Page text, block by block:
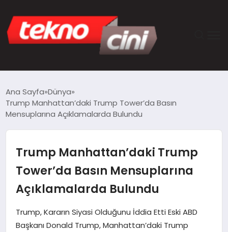
TEKNOLOJI
SAĞLIK
DÜNYA
Ana Sayfa Dünya
Trump Manhattan’daki Trump Tower’da Basın
Mensuplarına Açıklamalarda Bulundu
Trump Manhattan’daki Trump
Tower’da Basın Mensuplarına
Açıklamalarda Bulundu
Trump, Kararın Siyasi Olduğunu İddia Etti Eski ABD
Başkanı Donald Trump, Manhattan’daki Trump